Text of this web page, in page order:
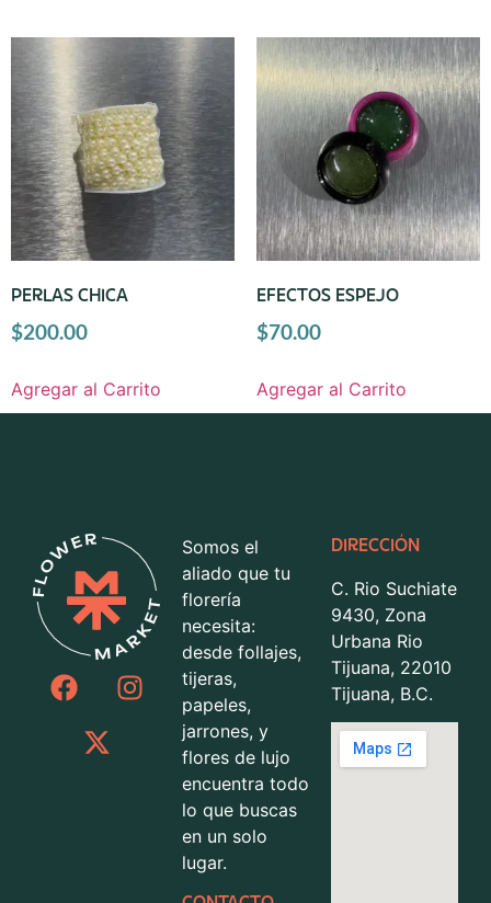
PERLAS CHICA
$200.00
Agregar al Carrito
EFECTOS ESPEJO
$70.00
Agregar al Carrito
Somos el
aliado que tu
florería
necesita:
desde follajes,
tijeras,
papeles,
jarrones, y
flores de lujo
encuentra todo
lo que buscas
en un solo
lugar.
DIRECCIÓN
C. Rio Suchiate
9430, Zona
Urbana Rio
Tijuana, 22010
Tijuana, B.C.